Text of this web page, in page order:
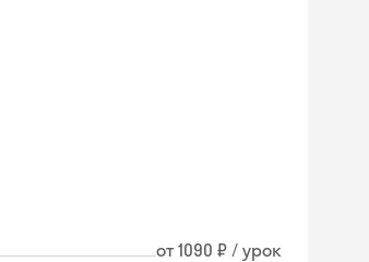
от 1090 ₽ / урок